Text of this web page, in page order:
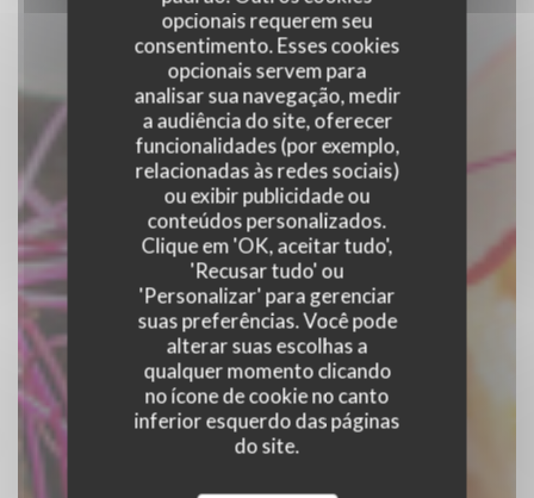
opcionais requerem seu
consentimento. Esses cookies
opcionais servem para
analisar sua navegação, medir
a audiência do site, oferecer
funcionalidades (por exemplo,
relacionadas às redes sociais)
ou exibir publicidade ou
conteúdos personalizados.
Clique em 'OK, aceitar tudo',
'Recusar tudo' ou
'Personalizar' para gerenciar
suas preferências. Você pode
alterar suas escolhas a
qualquer momento clicando
no ícone de cookie no canto
inferior esquerdo das páginas
do site.
GUS
|BRUXELLES
RESERVAR UMA MESA